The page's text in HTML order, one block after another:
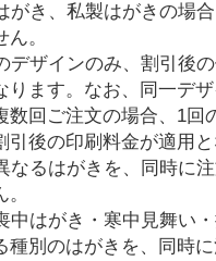
がき、私製はがきの場
。
デザインのみ、割引後
ります。なお、同一デ
数回ご注文の場合、1回
引後の印刷料金が適用と
なるはがきを、同時に
中はがき・寒中見舞い
種別のはがきを、同時